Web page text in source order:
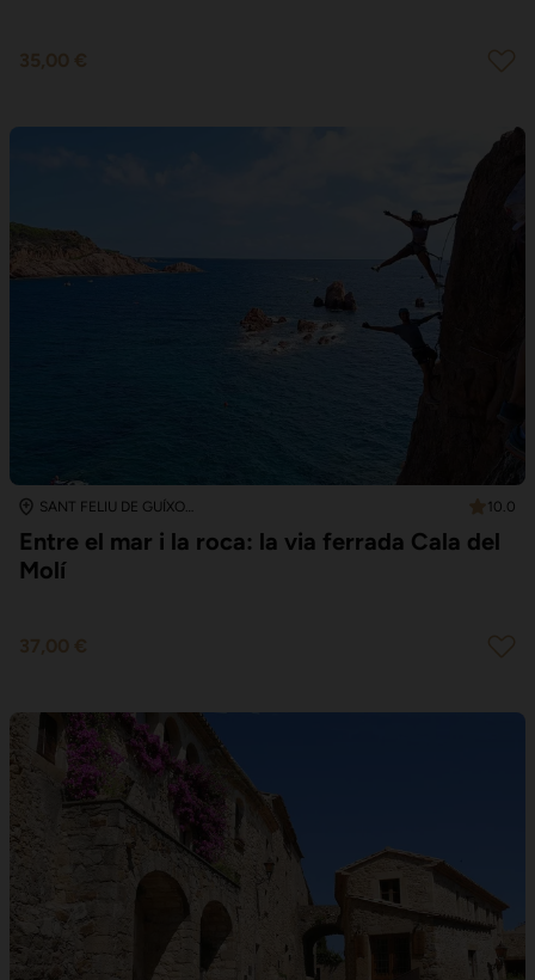
SANT FELIU DE GUÍXOLS 10.0
Entre el mar i la roca: la via ferrada Cala del
Molí